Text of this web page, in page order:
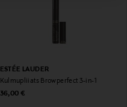
ESTÉE LAUDER
Kulmupliiats Browperfect 3-in-1
Original Price
36,00 €